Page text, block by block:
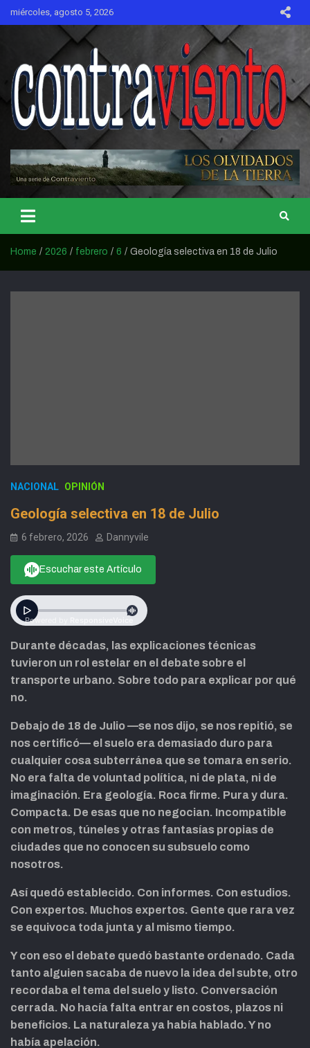
miércoles, agosto 5, 2026
CONTRAVIENTO
Home 2026 febrero 6 Geología selectiva en 18 de Julio
NACIONAL OPINIÓN
Geología selectiva en 18 de Julio
6 febrero, 2026 Dannyvile
Escuchar este Artículo
Durante décadas, las explicaciones técnicas
tuvieron un rol estelar en el debate sobre el
transporte urbano. Sobre todo para explicar por qué
no.
Debajo de 18 de Julio —se nos dijo, se nos repitió, se
nos certificó— el suelo era demasiado duro para
cualquier cosa subterránea que se tomara en serio.
No era falta de voluntad política, ni de plata, ni de
imaginación. Era geología. Roca firme. Pura y dura.
Compacta. De esas que no negocian. Incompatible
con metros, túneles y otras fantasías propias de
ciudades que no conocen su subsuelo como
nosotros.
Así quedó establecido. Con informes. Con estudios.
Con expertos. Muchos expertos. Gente que rara vez
se equivoca toda junta y al mismo tiempo.
Y con eso el debate quedó bastante ordenado. Cada
tanto alguien sacaba de nuevo la idea del subte, otro
recordaba el tema del suelo y listo. Conversación
cerrada. No hacía falta entrar en costos, plazos ni
beneficios. La naturaleza ya había hablado. Y no
había apelación.